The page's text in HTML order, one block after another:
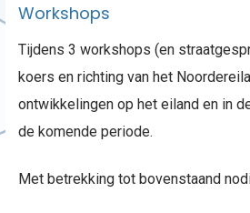
Workshops
Tijdens 3 workshops (en
koers en richting van het
ontwikkelingen op het eiland en in
de komende periode.
Met betrekking tot bovenstaand